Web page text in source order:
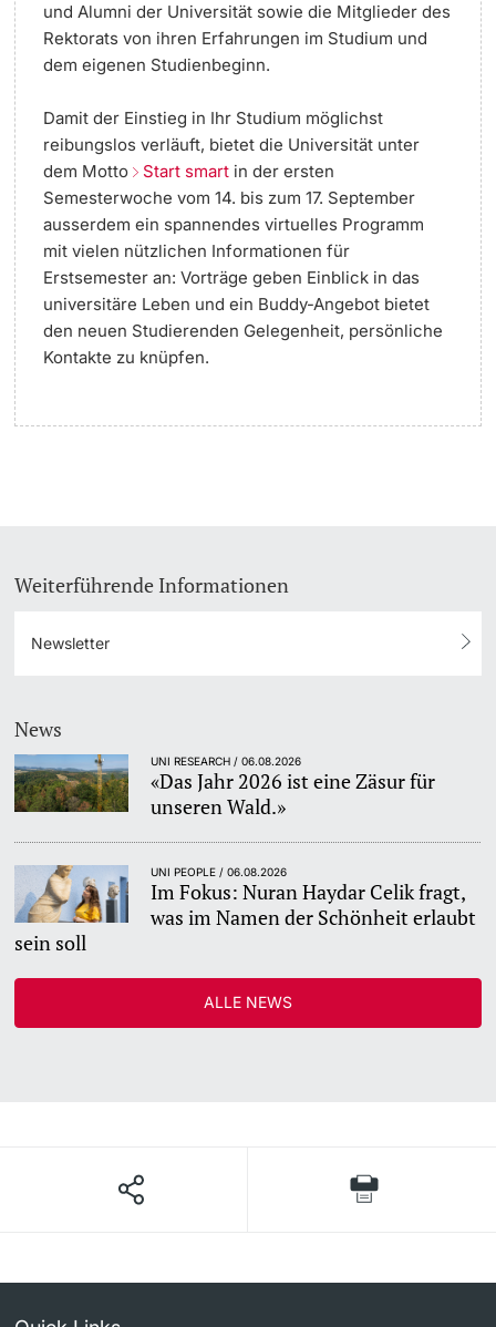
und Alumni der Universität sowie die Mitglieder des
Rektorats von ihren Erfahrungen im Studium und
dem eigenen Studienbeginn.
Damit der Einstieg in Ihr Studium möglichst
reibungslos verläuft, bietet die Universität unter
dem Motto Start smart in der ersten
Semesterwoche vom 14. bis zum 17. September
ausserdem ein spannendes virtuelles Programm
mit vielen nützlichen Informationen für
Erstsemester an: Vorträge geben Einblick in das
universitäre Leben und ein Buddy-Angebot bietet
den neuen Studierenden Gelegenheit, persönliche
Kontakte zu knüpfen.
Weiterführende Informationen
Newsletter
News
UNI RESEARCH / 06.08.2026
«Das Jahr 2026 ist eine Zäsur für
unseren Wald.»
UNI PEOPLE / 06.08.2026
Im Fokus: Nuran Haydar Celik fragt,
was im Namen der Schönheit erlaubt
sein soll
ALLE NEWS